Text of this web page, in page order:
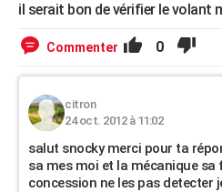
FORUM
Bricolage
Lifestyle
Culture
Sport
Auto
Television
Voyage
Cinema
il serait bon de vérifier le volant
Commenter 0
citron
24 oct. 2012 à 11:02
salut snocky merci pour ta
sa mes moi et la mécanique
concession ne les pas detecter